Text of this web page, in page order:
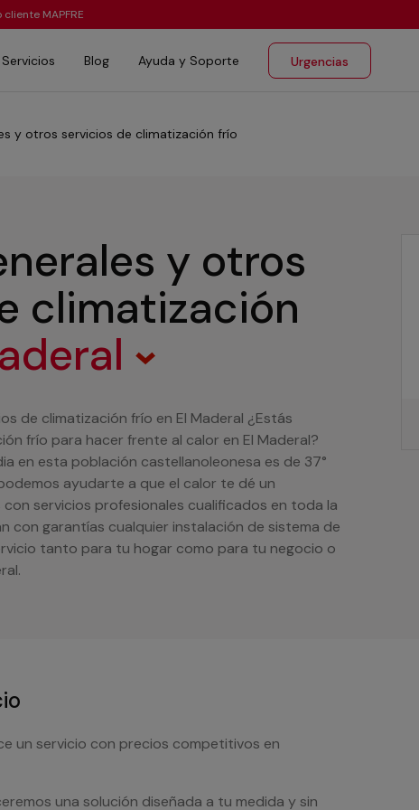
MAPFRE
Servicios Blog Ayuda y Soporte Urgencias
y otros servicios de climatización frío
y otros
climatización
de climatización frío en El Maderal ¿Estás
frío para hacer frente al calor en El Maderal?
en esta población castellanoleonesa es de 37°
ayudarte a que el calor te dé un
servicios profesionales cualificados en toda la
con garantías cualquier instalación de sistema de
tanto para tu hogar como para tu negocio o
un servicio con precios competitivos en
una solución diseñada a tu medida y sin